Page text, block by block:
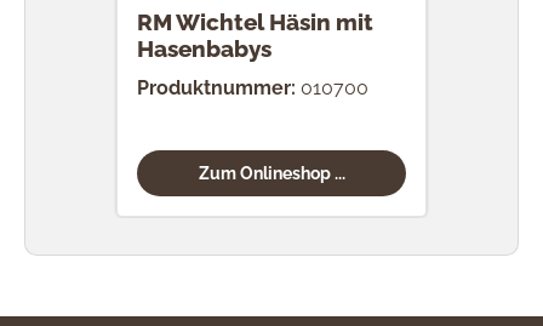
RM Wichtel Häsin mit
Hasenbabys
Produktnummer: 010700
Zum Onlineshop ...